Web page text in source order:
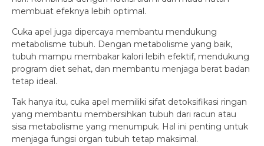
membuat efeknya lebih optimal.
Cuka apel juga dipercaya membantu mendukung
metabolisme tubuh. Dengan metabolisme yang baik,
tubuh mampu membakar kalori lebih efektif, mendukung
program diet sehat, dan membantu menjaga berat badan
tetap ideal.
Tak hanya itu, cuka apel memiliki sifat detoksifikasi ringan
yang membantu membersihkan tubuh dari racun atau
sisa metabolisme yang menumpuk. Hal ini penting untuk
menjaga fungsi organ tubuh tetap maksimal.